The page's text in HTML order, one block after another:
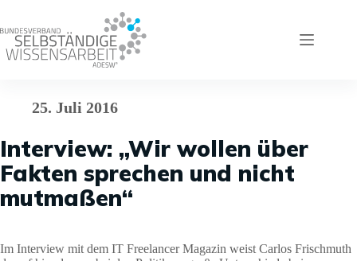
springen
25. Juli 2016
Interview: „Wir wollen über
Fakten sprechen und nicht
mutmaßen“
Im Interview mit dem IT Freelancer Magazin weist Carlos Frischmuth